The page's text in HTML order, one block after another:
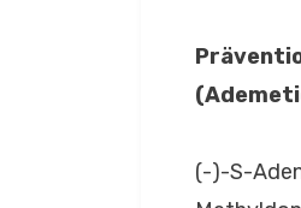
(-)-S-